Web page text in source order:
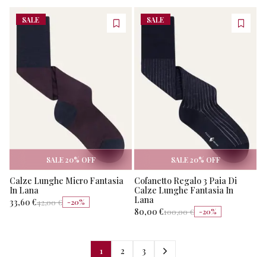
SALE
SALE20% OFF
Calze Lunghe Micro Fantasia
In Lana
33,60 €42,00 € -20%
SALE
SALE20% OFF
Cofanetto Regalo 3 Paia Di
Calze Lunghe Fantasia In
Lana
80,00 €100,00 € -20%
1 2 3